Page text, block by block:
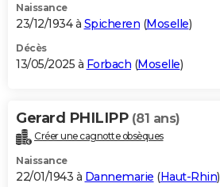
Naissance
23/12/1934 à Spicheren (Moselle)
Décès
13/05/2025 à Forbach (Moselle)
Gerard PHILIPP (81 ans)
Créer une cagnotte obsèques
Naissance
22/01/1943 à Dannemarie (Haut-Rhin)